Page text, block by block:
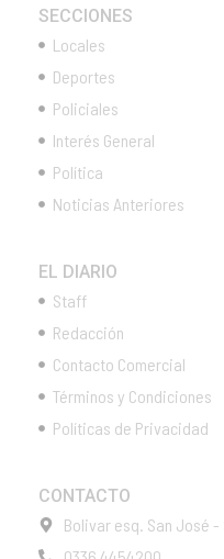
SECCIONES
Locales
Deportes
Policiales
Interés General
Política
Noticias Anteriores
EL DIARIO
Staff
Redacción
Contacto Comercial
Términos y Condiciones
Políticas de Privacidad
CONTACTO
Bolivar esq. San José -